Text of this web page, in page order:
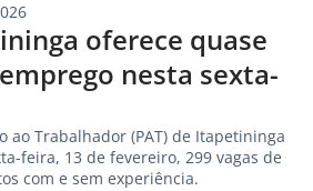
oferece quase
nesta sexta-
ao Trabalhador (PAT) de Itapetininga
feira, 13 de fevereiro, 299 vagas de
com e sem experiência.